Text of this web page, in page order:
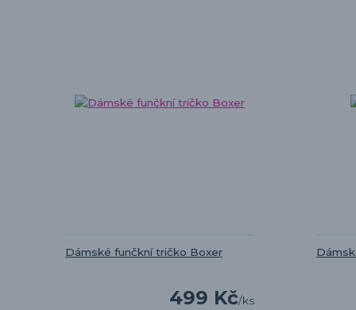
Dámské funčkní tričko Boxer
499 Kč/ks